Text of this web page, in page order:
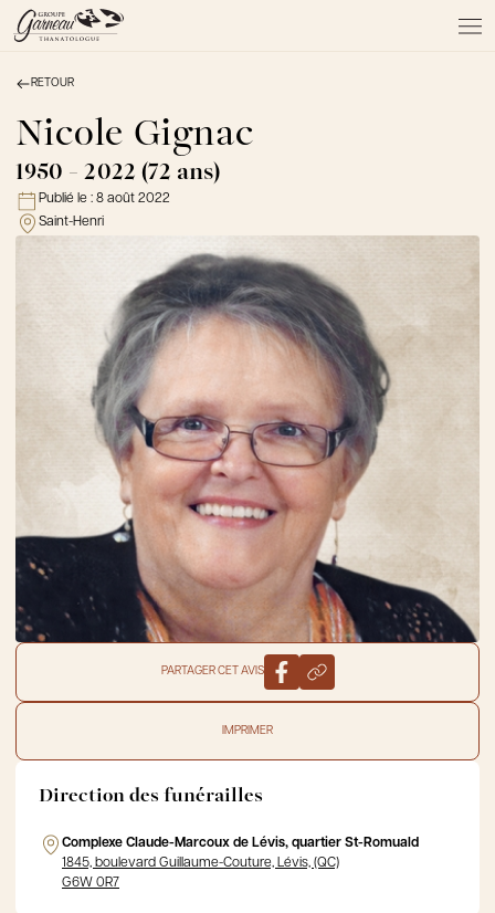
À PROPOS
NOS SERVICES
NOS PRODUITS
NOTRE ÉQUIPE
NOS SALONS
AVIS DE DÉCÈS
FAQ et mythes
Témoignages
RETOUR
Nicole Gignac
1950 - 2022 (72 ans)
Publié le : 8 août 2022
Saint-Henri
PARTAGER CET AVIS
IMPRIMER
Direction des funérailles
Complexe Claude-Marcoux de Lévis, quartier St-Romuald
1845, boulevard Guillaume-Couture, Lévis, (QC)
G6W 0R7